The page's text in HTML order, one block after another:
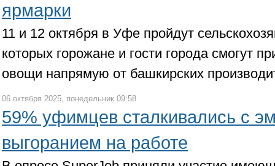
ярмарки
11 и 12 октября в Уфе пройдут
которых горожане и гости города смогут
овощи напрямую от башкирских
06 октября 2025, понедельник 09:58
59% уфимцев сталкивались с
выгоранием на работе